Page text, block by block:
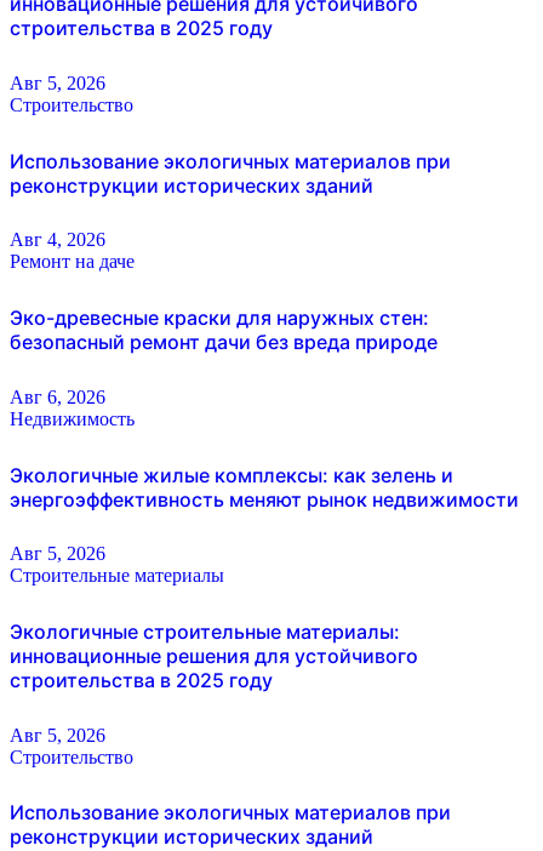
строительства в 2025 году
Авг 5, 2026
Строительство
Использование экологичных материалов при
реконструкции исторических зданий
Авг 4, 2026
Ремонт на даче
Эко-древесные краски для наружных стен:
безопасный ремонт дачи без вреда природе
Авг 6, 2026
Недвижимость
Экологичные жилые комплексы: как зелень и
энергоэффективность меняют рынок недвижимости
Авг 5, 2026
Строительные материалы
Экологичные строительные материалы:
инновационные решения для устойчивого
строительства в 2025 году
Авг 5, 2026
Строительство
Использование экологичных материалов при
реконструкции исторических зданий